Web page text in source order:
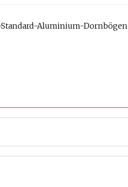
Standard-Aluminium-Dornbögen